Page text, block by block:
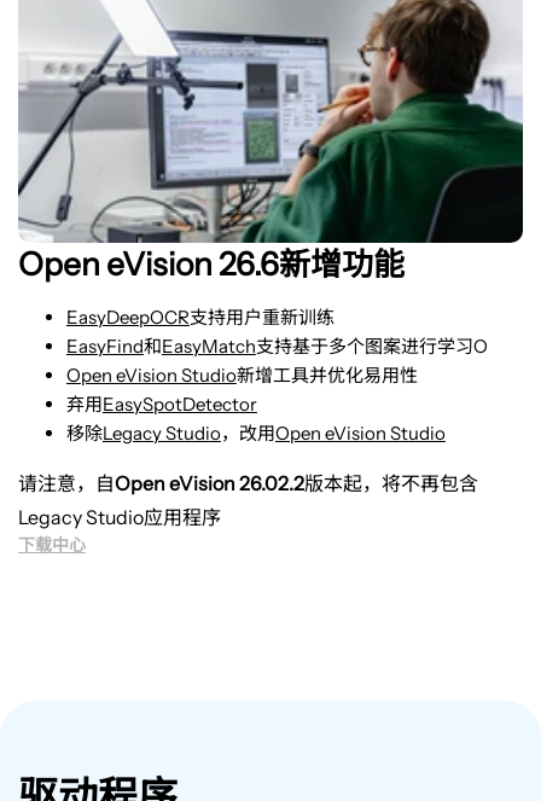
Open eVision 26.6新增功能
EasyDeepOCR支持用户重新训练
EasyFind和EasyMatch支持基于多个图案进行学习O
Open eVision Studio新增工具并优化易用性
弃用EasySpotDetector
移除Legacy Studio，改用Open eVision Studio
请注意，自Open eVision 26.02.2版本起，将不再包含
Legacy Studio应用程序
下载中心